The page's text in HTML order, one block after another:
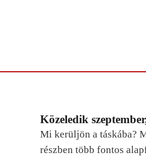
Közeledik
Mi kerüljön a táskába?
részben több fontos